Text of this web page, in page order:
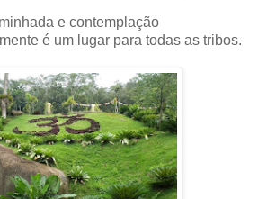
e contemplação
é um lugar para todas as tribos.